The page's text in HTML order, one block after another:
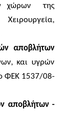
χώρων της
αποβλήτων
και υγρών
ΦΕΚ 1537/08-
αποβλήτων -